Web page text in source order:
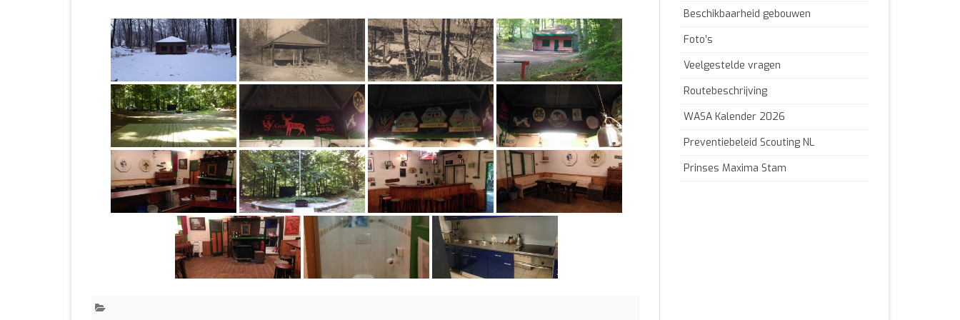
Hijgende
Hert
Beschikbaarheid gebouwen
Foto’s
Veelgestelde vragen
Routebeschrijving
WASA Kalender 2026
Preventiebeleid Scouting NL
Prinses Maxima Stam